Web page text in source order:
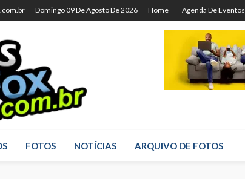
Domingo 09 De Agosto De 2026 Home Agenda De Eventos
FOTOS NOTÍCIAS ARQUIVO DE FOTOS